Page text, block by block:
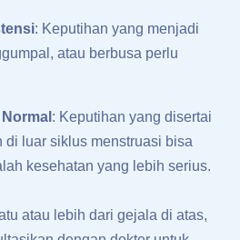
: Keputihan yang menjadi
atau berbusa perlu
: Keputihan yang disertai
di luar siklus menstruasi bisa
kesehatan yang lebih serius.
atau lebih dari gejala di atas,